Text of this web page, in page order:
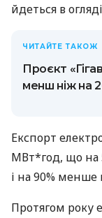
йдеться в
ЧИТАЙТЕ ТАКОЖ
Проєкт
менш ніж на
Експорт
МВт*год, що на
і на 90% менше
Протягом року